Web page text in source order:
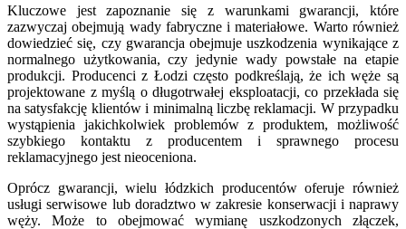
Kluczowe jest zapoznanie się z warunkami gwarancji, które
zazwyczaj obejmują wady fabryczne i materiałowe. Warto również
dowiedzieć się, czy gwarancja obejmuje uszkodzenia wynikające z
normalnego użytkowania, czy jedynie wady powstałe na etapie
produkcji. Producenci z Łodzi często podkreślają, że ich węże są
projektowane z myślą o długotrwałej eksploatacji, co przekłada się
na satysfakcję klientów i minimalną liczbę reklamacji. W przypadku
wystąpienia jakichkolwiek problemów z produktem, możliwość
szybkiego kontaktu z producentem i sprawnego procesu
reklamacyjnego jest nieoceniona.
Oprócz gwarancji, wielu łódzkich producentów oferuje również
usługi serwisowe lub doradztwo w zakresie konserwacji i naprawy
węży. Może to obejmować wymianę uszkodzonych złączek,